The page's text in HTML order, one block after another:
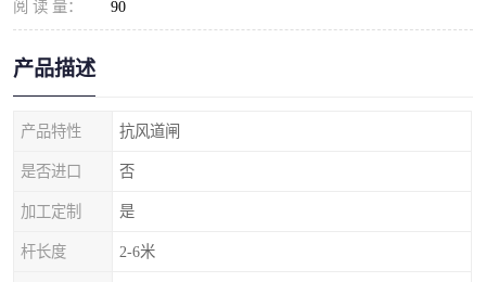
阅 读 量： 90
产品描述
产品特性 抗风道闸
是否进口 否
加工定制 是
杆长度 2-6米